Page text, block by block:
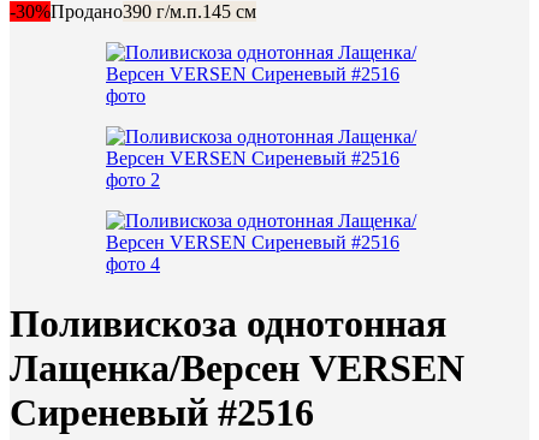
-30%Продано390 г/м.п.145 см
Поливискоза однотонная
Лащенка/Версен VERSEN
Сиреневый #2516